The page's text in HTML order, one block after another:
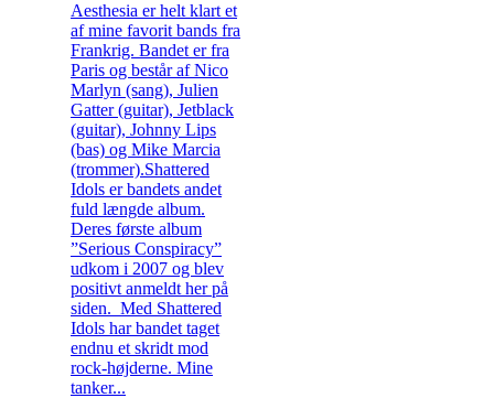
Aesthesia er helt klart et
af mine favorit bands fra
Frankrig. Bandet er fra
Paris og består af Nico
Marlyn (sang), Julien
Gatter (guitar), Jetblack
(guitar), Johnny Lips
(bas) og Mike Marcia
(trommer).Shattered
Idols er bandets andet
fuld længde album.
Deres første album
”Serious Conspiracy”
udkom i 2007 og blev
positivt anmeldt her på
siden. Med Shattered
Idols har bandet taget
endnu et skridt mod
rock-højderne. Mine
tanker...